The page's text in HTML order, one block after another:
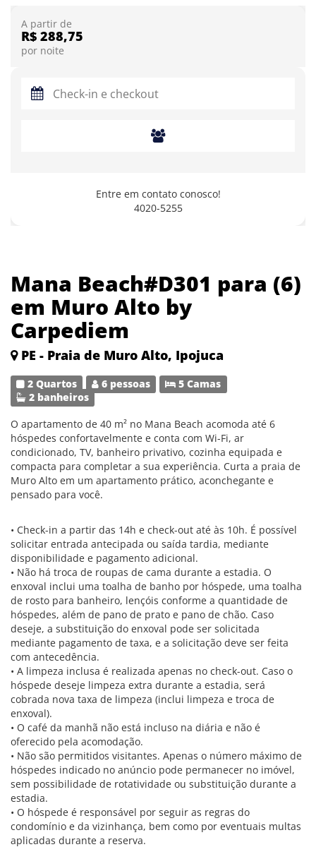
Mana Beach#D301 para (6)
em Muro Alto by
Carpediem
PE - Praia de Muro Alto, Ipojuca
2 Quartos 6 pessoas
5 Camas
2 banheiros
O apartamento de 40 m² no Mana Beach acomoda até 6
hóspedes confortavelmente e conta com Wi-Fi, ar
condicionado, TV, banheiro privativo, cozinha equipada e
compacta para completar a sua experiência. Curta a praia de
Muro Alto em um apartamento prático, aconchegante e
pensado para você.
• Check-in a partir das 14h e check-out até às 10h. É possível
solicitar entrada antecipada ou saída tardia, mediante
disponibilidade e pagamento adicional.
• Não há troca de roupas de cama durante a estadia. O
enxoval inclui uma toalha de banho por hóspede, uma toalha
de rosto para banheiro, lençóis conforme a quantidade de
hóspedes, além de pano de prato e pano de chão. Caso
deseje, a substituição do enxoval pode ser solicitada
mediante pagamento de taxa, e a solicitação deve ser feita
com antecedência.
• A limpeza inclusa é realizada apenas no check-out. Caso o
hóspede deseje limpeza extra durante a estadia, será
cobrada nova taxa de limpeza (inclui limpeza e troca de
enxoval).
• O café da manhã não está incluso na diária e não é
oferecido pela acomodação.
• Não são permitidos visitantes. Apenas o número máximo de
hóspedes indicado no anúncio pode permanecer no imóvel,
sem possibilidade de rotatividade ou substituição durante a
estadia.
• O hóspede é responsável por seguir as regras do
condomínio e da vizinhança, bem como por eventuais multas
aplicadas durante a reserva.
A partir de
R$ 288,75
por noite
Entre em contato conosco!
4020-5255